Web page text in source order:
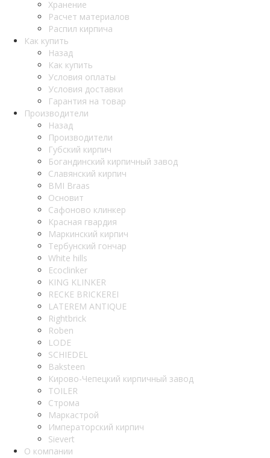
Хранение
Расчет материалов
Распил кирпича
Как купить
Назад
Как купить
Условия оплаты
Условия доставки
Гарантия на товар
Производители
Назад
Производители
Губский кирпич
Богандинский кирпичный завод
Славянский кирпич
BMI Braas
Основит
Сафоново клинкер
Красная гвардия
Маркинский кирпич
Тербунский гончар
White hills
Ecoclinker
KING KLINKER
RECKE BRICKEREI
LATEREM ANTIQUE
Rightbrick
Roben
LODE
SCHIEDEL
Baksteen
Кирово-Чепецкий кирпичный завод
TOILER
Строма
Маркастрой
Императорский кирпич
Sievert
О компании